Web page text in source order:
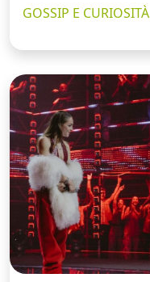
GOSSIP E CURIOSITÀ